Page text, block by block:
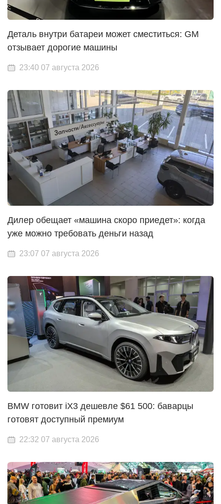
Деталь внутри батареи может сместиться: GM
отзывает дорогие машины
23:40 07 августа 2026
Дилер обещает «машина скоро приедет»: когда
уже можно требовать деньги назад
23:07 07 августа 2026
BMW готовит iX3 дешевле $61 500: баварцы
готовят доступный премиум
22:32 07 августа 2026